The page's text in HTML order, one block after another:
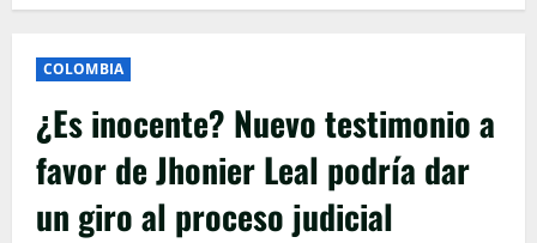
COLOMBIA
¿Es inocente? Nuevo testimonio a
favor de Jhonier Leal podría dar
un giro al proceso judicial